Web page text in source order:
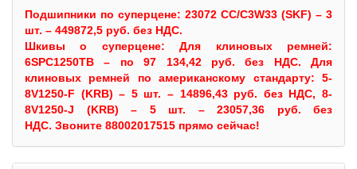
Подшипники по суперцене: 23072 CC/C3W33 (SKF) – 3
шт. – 449872,5 руб. без НДС.
Шкивыо суперцене:Для клиновых ремней:
6SPC1250TB – по 97 134,42 руб. без НДС. Для
клиновых ремней по американскому стандарту: 5-
8V1250-F (KRB) – 5 шт. – 14896,43 руб. без НДС, 8-
8V1250-J (KRB) – 5 шт. – 23057,36 руб. без
НДС. Звоните 88002017515 прямо сейчас!